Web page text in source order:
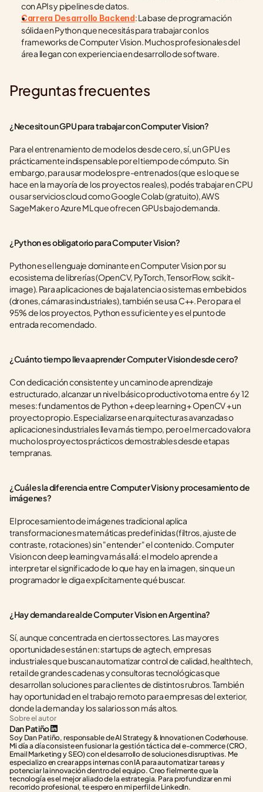
con APIs y pipelines de datos.
Carrera Desarrollo Backend: La base de programación
sólida en Python que necesitás para trabajar con los
frameworks de Computer Vision. Muchos profesionales del
área llegan con experiencia en desarrollo de software.
Preguntas frecuentes
¿Necesito un GPU para trabajar con Computer Vision?
Para el entrenamiento de modelos desde cero, sí, un GPU es
prácticamente indispensable por el tiempo de cómputo. Sin
embargo, para usar modelos pre-entrenados (que es lo que se
hace en la mayoría de los proyectos reales), podés trabajar en CPU
o usar servicios cloud como Google Colab (gratuito), AWS
SageMaker o Azure ML que ofrecen GPUs bajo demanda.
¿Python es obligatorio para Computer Vision?
Python es el lenguaje dominante en Computer Vision por su
ecosistema de librerías (OpenCV, PyTorch, TensorFlow, scikit-
image). Para aplicaciones de baja latencia o sistemas embebidos
(drones, cámaras industriales), también se usa C++. Pero para el
95% de los proyectos, Python es suficiente y es el punto de
entrada recomendado.
¿Cuánto tiempo lleva aprender Computer Vision desde cero?
Con dedicación consistente y un camino de aprendizaje
estructurado, alcanzar un nivel básico productivo toma entre 6 y 12
meses: fundamentos de Python + deep learning + OpenCV + un
proyecto propio. Especializarse en arquitecturas avanzadas o
aplicaciones industriales lleva más tiempo, pero el mercado valora
mucho los proyectos prácticos demostrables desde etapas
tempranas.
¿Cuál es la diferencia entre Computer Vision y procesamiento de
imágenes?
El procesamiento de imágenes tradicional aplica
transformaciones matemáticas predefinidas (filtros, ajuste de
contraste, rotaciones) sin "entender" el contenido. Computer
Vision con deep learning va más allá: el modelo aprende a
interpretar el significado de lo que hay en la imagen, sin que un
programador le diga explícitamente qué buscar.
¿Hay demanda real de Computer Vision en Argentina?
Sí, aunque concentrada en ciertos sectores. Las mayores
oportunidades están en: startups de agtech, empresas
industriales que buscan automatizar control de calidad, healthtech,
retail de grandes cadenas y consultoras tecnológicas que
desarrollan soluciones para clientes de distintos rubros. También
hay oportunidad en el trabajo remoto para empresas del exterior,
donde la demanda y los salarios son más altos.
Sobre el autor
Dan Patiño
Soy Dan Patiño, responsable de AI Strategy & Innovation en Coderhouse.
Mi día a día consiste en fusionar la gestión táctica del e-commerce (CRO,
Email Marketing y SEO) con el desarrollo de soluciones disruptivas. Me
especializo en crear apps internas con IA para automatizar tareas y
potenciar la innovación dentro del equipo. Creo fielmente que la
tecnología es el mejor aliado de la estrategia. Para profundizar en mi
recorrido profesional, te espero en mi perfil de LinkedIn.